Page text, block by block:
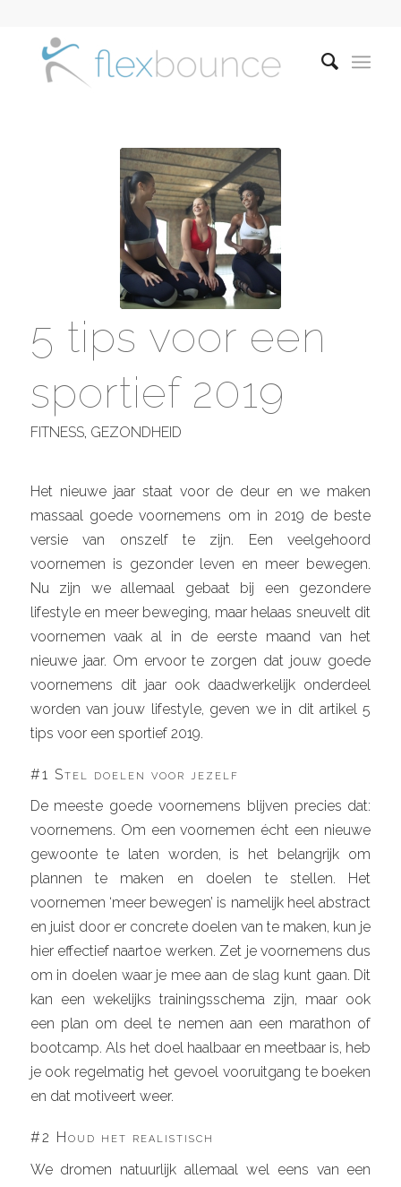
5 tips voor een
sportief 2019
FITNESS, GEZONDHEID
Het nieuwe jaar staat voor de deur en we maken
massaal goede voornemens om in 2019 de beste
versie van onszelf te zijn. Een veelgehoord
voornemen is gezonder leven en meer bewegen.
Nu zijn we allemaal gebaat bij een gezondere
lifestyle en meer beweging, maar helaas sneuvelt dit
voornemen vaak al in de eerste maand van het
nieuwe jaar. Om ervoor te zorgen dat jouw goede
voornemens dit jaar ook daadwerkelijk onderdeel
worden van jouw lifestyle, geven we in dit artikel 5
tips voor een sportief 2019.
#1 Stel doelen voor jezelf
De meeste goede voornemens blijven precies dat:
voornemens. Om een voornemen écht een nieuwe
gewoonte te laten worden, is het belangrijk om
plannen te maken en doelen te stellen. Het
voornemen ‘meer bewegen’ is namelijk heel abstract
en juist door er concrete doelen van te maken, kun je
hier effectief naartoe werken. Zet je voornemens dus
om in doelen waar je mee aan de slag kunt gaan. Dit
kan een wekelijks trainingsschema zijn, maar ook
een plan om deel te nemen aan een marathon of
bootcamp. Als het doel haalbaar en meetbaar is, heb
je ook regelmatig het gevoel vooruitgang te boeken
en dat motiveert weer.
#2 Houd het realistisch
We dromen natuurlijk allemaal wel eens van een